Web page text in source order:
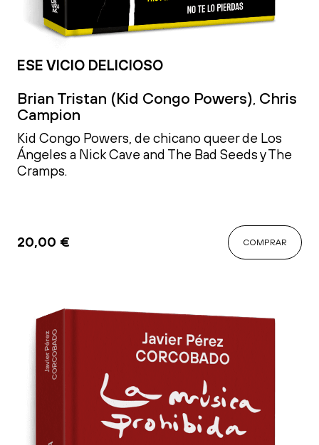
ESE VICIO DELICIOSO
Brian Tristan (Kid Congo Powers) Chris
Campion
Kid Congo Powers, de chicano queer de Los
Ángeles a Nick Cave and The Bad Seeds y The
Cramps.
20,00 € COMPRAR